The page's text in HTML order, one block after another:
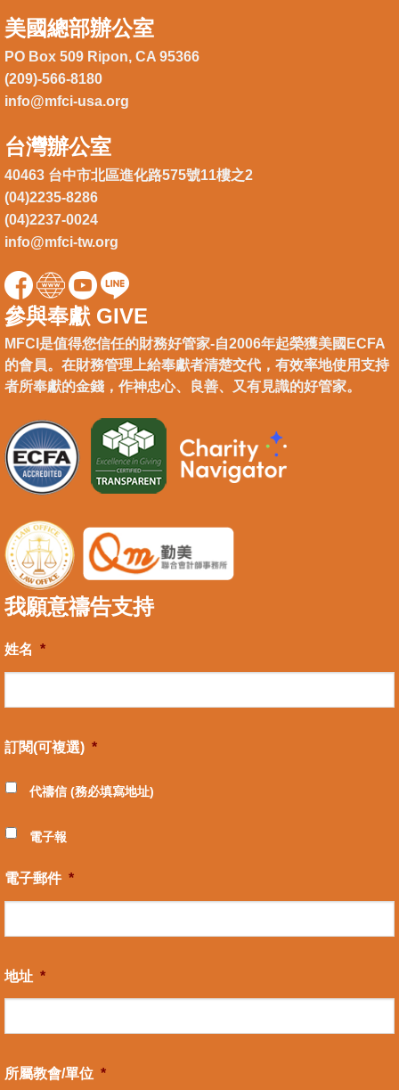
美國總部辦公室
PO Box 509 Ripon, CA 95366
(209)-566-8180
info@mfci-usa.org
台灣辦公室
40463 台中市北區進化路575號11樓之2
(04)2235-8286
(04)2237-0024
info@mfci-tw.org
參與奉獻 GIVE
MFCI是值得您信任的財務好管家-自2006年起榮獲美國ECFA
的會員。在財務管理上給奉獻者清楚交代，有效率地使用支持
者所奉獻的金錢，作神忠心、良善、又有見識的好管家。
我願意禱告支持
姓名 *
訂閱(可複選) *
代禱信 (務必填寫地址)
電子報
電子郵件 *
地址 *
所屬教會/單位 *